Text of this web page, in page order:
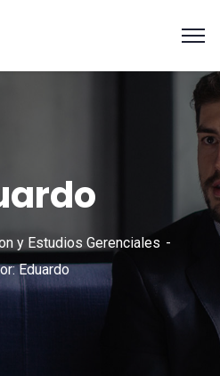
y Estudios Gerenciales
Eduardo